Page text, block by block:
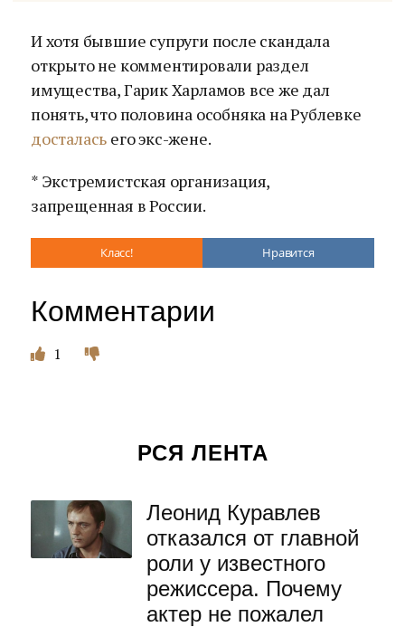
И хотя бывшие супруги после скандала
открыто не комментировали раздел
имущества, Гарик Харламов все же дал
понять, что половина особняка на Рублевке
досталась его экс-жене.
* Экстремистская организация,
запрещенная в России.
Класс! Нравится
Комментарии
1
РСЯ ЛЕНТА
Леонид Куравлев
отказался от главной
роли у известного
режиссера. Почему
актер не пожалел